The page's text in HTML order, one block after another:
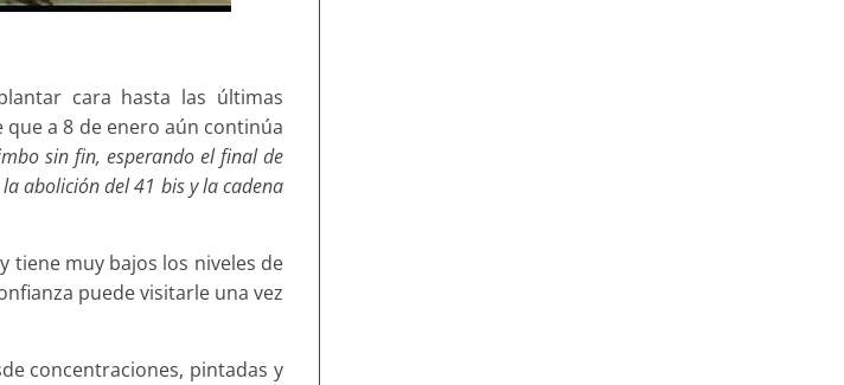
cara hasta las últimas
a 8 de enero aún continúa
sin fin, esperando el final de
abolición del 41 bis y la cadena
tiene muy bajos los niveles de
puede visitarle una vez
concentraciones, pintadas y